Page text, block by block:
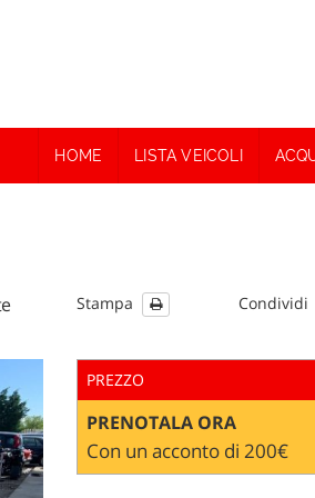
HOME LISTA VEICOLI
Stampa Condividi
PREZZO
PRENOTALA ORA
Con un acconto di 200€